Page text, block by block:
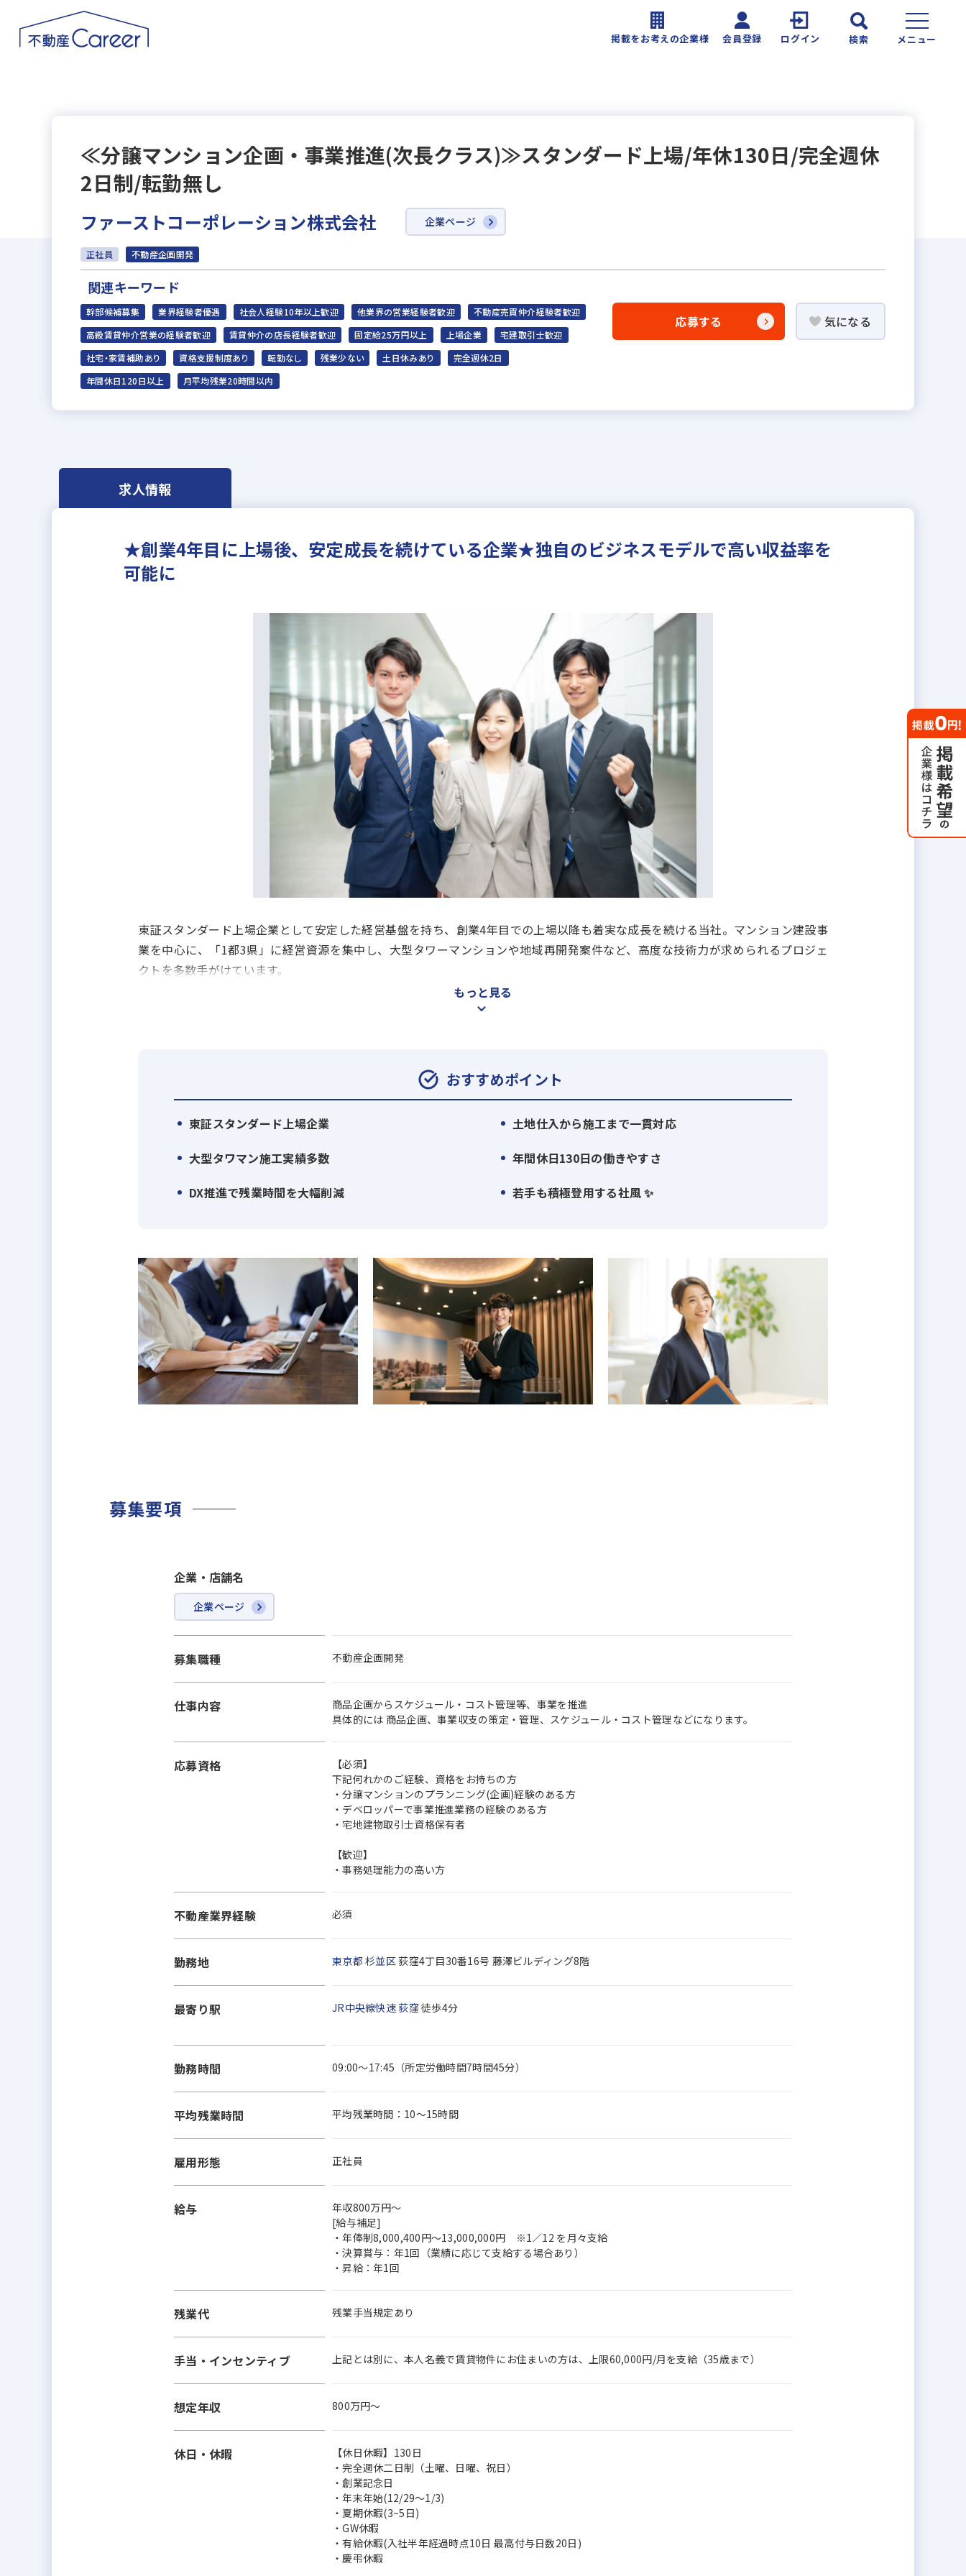
掲載をお考えの企業様 会員登録 ログイン 検索 メニュー
≪分譲マンション企画・事業推進(次長クラス)≫スタンダード上場/年休130日/完全週休
2日制/転勤無し
ファーストコーポレーション株式会社 企業ページ
正社員 不動産企画開発
関連キーワード
幹部候補募集 業界経験者優遇 社会人経験10年以上歓迎 他業界の営業経験者歓迎
不動産売買仲介経験者歓迎
高級賃貸仲介営業の経験者歓迎
賃貸仲介の店長経験者歓迎 固定給25万円以上 上場企業
宅建取引士歓迎
社宅・家賃補助あり
資格支援制度あり 転勤なし 残業少ない 土日休みあり
完全週休2日
年間休日120日以上
月平均残業20時間以内
応募する 気になる
求人情報
★創業4年目に上場後、安定成長を続けている企業★独自のビジネスモデルで高い収益率を
可能に
東証スタンダード上場企業として安定した経営基盤を持ち、創業4年目での上場以降も着実な成長を続ける当社。マンション建設事
業を中心に、「1都3県」に経営資源を集中し、大型タワーマンションや地域再開発案件など、高度な技術力が求められるプロジェ
クトを多数手がけています。
当社最大の特長は、土地の仕入れから設計・施工までを一貫して行う独自の「造注方式」。ゼネコンでありながら自社で案件を創
社風はフラットで風通しが良く、部署の垣根を超えてチームで取り組む文化が根付いています。2031年の売上1000億円達成を目指
また、働きやすさにも注力しており、本社平均残業時間は月10～15時間程度、年間休日は業界高水準の130日。施工管理職は現場終
よる業務効率化を加速。施工管理に伴う事務作業を本社へ集約することで、現場の残業時間を30％以上削減しています。
・プレミスト大倉山（全241戸／2024年完成）
【再開発実績】
・JR前橋駅北口地区第一種市街地再開発事業
・大村市バスターミナル地区市街地再開発事業
安定基盤・高い技術力・働きやすさを兼ね備えた環境で、スケールの大きな街づくりに挑戦できる会社です。
もっと見る
おすすめポイント
東証スタンダード上場企業
土地仕入から施工まで一貫対応
大型タワマン施工実績多数
年間休日130日の働きやすさ
DX推進で残業時間を大幅削減
若手も積極登用する社風 ✨
募集要項
企業・店舗名
企業ページ
募集職種 不動産企画開発
仕事内容
商品企画からスケジュール・コスト管理等、事業を推進
具体的には 商品企画、事業収支の策定・管理、スケジュール・コスト管理などになります。
応募資格
【必須】
下記何れかのご経験、資格をお持ちの方
・分譲マンションのプランニング(企画)経験のある方
・デベロッパーで事業推進業務の経験のある方
・宅地建物取引士資格保有者
【歓迎】
・事務処理能力の高い方
不動産業界経験 必須
勤務地 東京都 杉並区荻窪4丁目30番16号 藤澤ビルディング8階
最寄り駅 JR中央線快速荻窪 徒歩4分
勤務時間 09:00～17:45（所定労働時間7時間45分）
平均残業時間 平均残業時間：10～15時間
雇用形態 正社員
給与
年収800万円～
[給与補足]
・年俸制8,000,400円～13,000,000円 ※1／12 を月々支給
・決算賞与：年1回（業績に応じて支給する場合あり）
・昇給：年1回
残業代 残業手当規定あり
手当・インセンティブ 上記とは別に、本人名義で賃貸物件にお住まいの方は、上限60,000円/月を支給（35歳まで）
想定年収 800万円〜
休日・休暇
【休日休暇】130日
・完全週休二日制（土曜、日曜、祝日）
・創業記念日
・年末年始(12/29～1/3)
・夏期休暇(3~5日)
・GW休暇
・有給休暇(入社半年経過時点10日 最高付与日数20日)
・慶弔休暇